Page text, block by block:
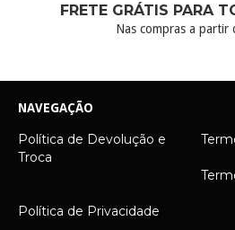
FRETE GRÁTIS PARA
Nas compras a partir
NAVEGAÇÃO
Política de Devolução e
Troca
Política de Privacidade